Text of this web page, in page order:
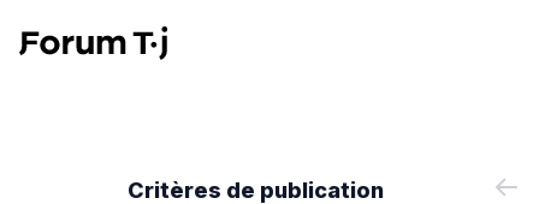
Critères de publication